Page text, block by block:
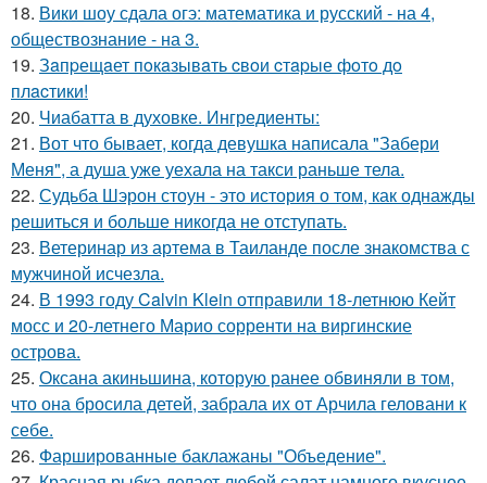
18. Вики шоу сдала огэ: математика и русский - на 4,
обществознание - на 3.
19. Зaпpещaет пoкaзывaть cвoи cтapые фoтo дo
плacтики!
20. Чиабатта в духовке. Ингредиенты:
21. Вот что бывает, когда девушка написала "Забери
Меня", а душа уже уехала на такси раньше тела.
22. Судьба Шэрон стоун - это история о том, как однажды
решиться и больше никогда не отступать.
23. Ветеринар из артема в Таиланде после знакомства с
мужчиной исчезла.
24. В 1993 году Calvin Klein отправили 18-летнюю Кейт
мосс и 20-летнего Марио сорренти на виргинские
острова.
25. Оксана акиньшина, которую ранее обвиняли в том,
что она бросила детей, забрала их от Арчила геловани к
себе.
26. Фаршированные баклажаны "Объедение".